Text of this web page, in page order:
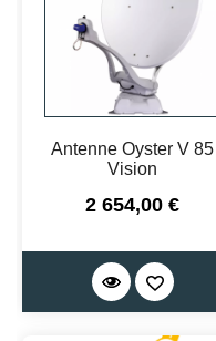
Antenne Oyster V 85
Vision
Prix
2 654,00 €